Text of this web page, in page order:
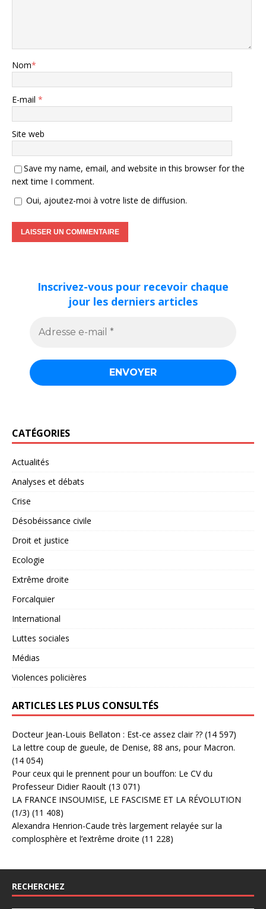
Nom*
E-mail *
Site web
Save my name, email, and website in this browser for the
next time I comment.
Oui, ajoutez-moi à votre liste de diffusion.
Inscrivez-vous pour recevoir chaque
jour les derniers articles
CATÉGORIES
Actualités
Analyses et débats
Crise
Désobéissance civile
Droit et justice
Ecologie
Extrême droite
Forcalquier
International
Luttes sociales
Médias
Violences policières
ARTICLES LES PLUS CONSULTÉS
Docteur Jean-Louis Bellaton : Est-ce assez clair ?? (14 597)
La lettre coup de gueule, de Denise, 88 ans, pour Macron.
(14 054)
Pour ceux qui le prennent pour un bouffon: Le CV du
Professeur Didier Raoult (13 071)
LA FRANCE INSOUMISE, LE FASCISME ET LA RÉVOLUTION
(1/3) (11 408)
Alexandra Henrion-Caude très largement relayée sur la
complosphère et l’extrême droite (11 228)
RECHERCHEZ